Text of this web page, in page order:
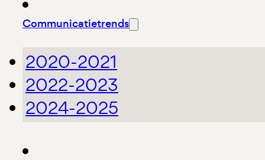
Communicatietrends
2020-2021
2022-2023
2024-2025